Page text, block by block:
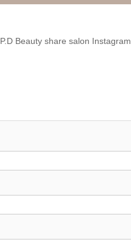
P.D Beauty share salon Instagram